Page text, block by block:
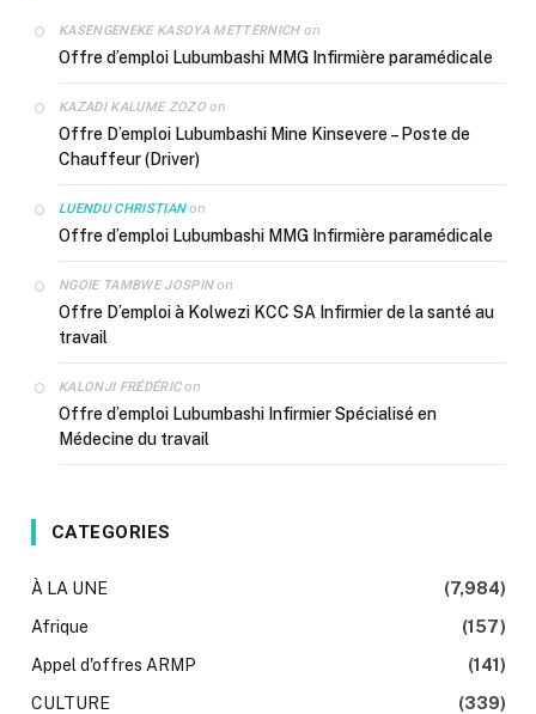
KASENGENEKE KASOYA METTERNICHon
Offre d’emploi Lubumbashi MMG Infirmière paramédicale
KAZADI KALUME ZOZOon
Offre D’emploi Lubumbashi Mine Kinsevere – Poste de
Chauffeur (Driver)
LUENDU CHRISTIANon
Offre d’emploi Lubumbashi MMG Infirmière paramédicale
NGOIE TAMBWE JOSPINon
Offre D’emploi à Kolwezi KCC SA Infirmier de la santé au
travail
KALONJI FRÉDÉRICon
Offre d’emploi Lubumbashi Infirmier Spécialisé en
Médecine du travail
CATEGORIES
À LA UNE
(7,984)
Afrique
(157)
Appel d'offres ARMP
(141)
CULTURE
(339)